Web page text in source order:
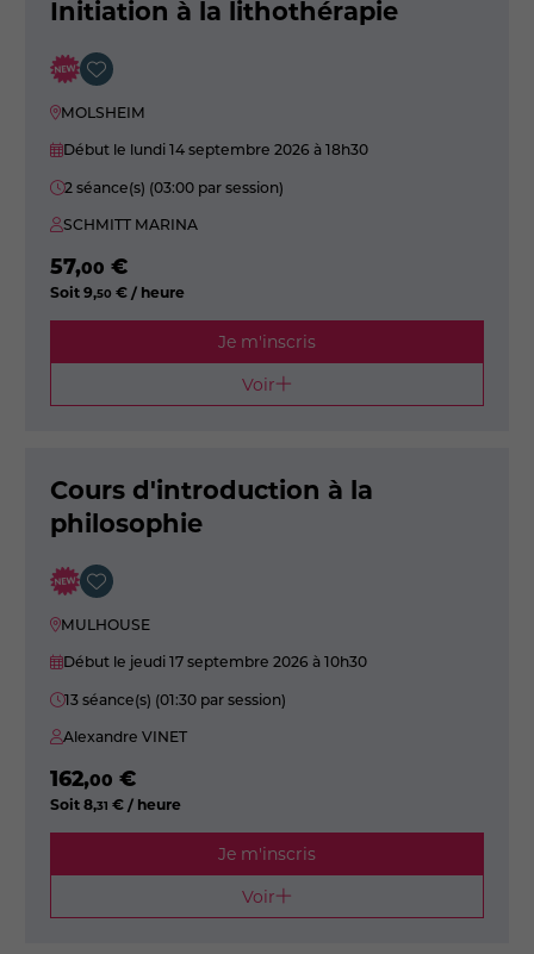
Initiation à la lithothérapie
MOLSHEIM
Début le lundi 14 septembre 2026 à 18h30
2 séance(s) (03:00 par session)
SCHMITT MARINA
57,00 €
Soit9,50 € / heure
Je m'inscris
Voir
Cours d'introduction à la
philosophie
MULHOUSE
Début le jeudi 17 septembre 2026 à 10h30
13 séance(s) (01:30 par session)
Alexandre VINET
162,00 €
Soit8,31 € / heure
Je m'inscris
Voir